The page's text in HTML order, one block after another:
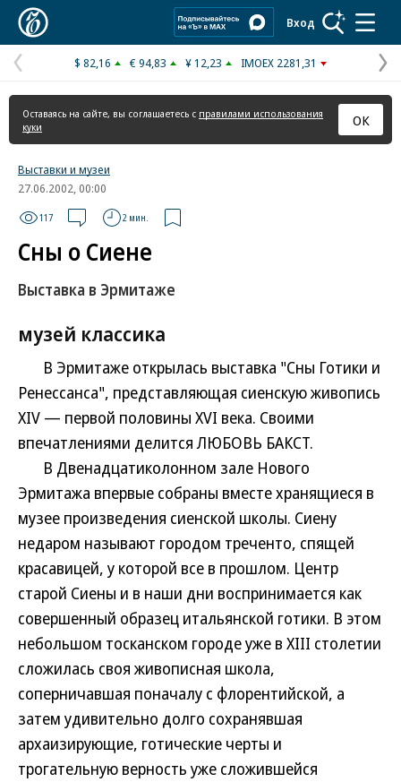
Вход
Предыдущая
страница
$ 82,16 € 94,83 ¥ 12,23 IMOEX 2281,31
Оставаясь на сайте, вы соглашаетесь с правилами использования
куки
ОК
Выставки и музеи
27.06.2002, 00:00
117 2 мин.
Сны о Сиене
Выставка в Эрмитаже
музей классика
В Эрмитаже открылась выставка "Сны Готики и
Ренессанса", представляющая сиенскую живопись
XIV — первой половины XVI века. Своими
впечатлениями делится ЛЮБОВЬ БАКСТ.
В Двенадцатиколонном зале Нового
Эрмитажа впервые собраны вместе хранящиеся в
музее произведения сиенской школы. Сиену
недаром называют городом треченто, спящей
красавицей, у которой все в прошлом. Центр
старой Сиены и в наши дни воспринимается как
совершенный образец итальянской готики. В этом
небольшом тосканском городе уже в XIII столетии
сложилась своя живописная школа,
соперничавшая поначалу с флорентийской, а
затем удивительно долго сохранявшая
архаизирующие, готические черты и
трогательную верность уже сложившейся